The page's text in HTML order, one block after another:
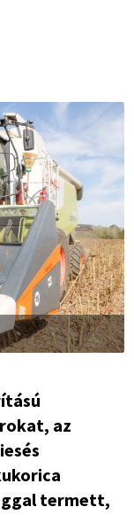
az
termett,